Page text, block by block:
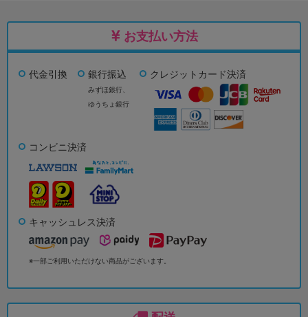
お支払い方法
代金引換 銀行振込
みずほ銀行、
ゆうちょ銀行
クレジットカード決済
コンビニ決済
キャッシュレス決済
※一部ご利用いただけない商品がございます。